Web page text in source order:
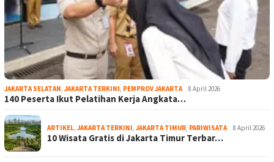
JAKARTA SELATAN, JAKARTA TERKINI, PEMPROV JAKARTA 8 April 2026
140 Peserta Ikut Pelatihan Kerja Angkata…
ARTIKEL, JAKARTA TERKINI, JAKARTA TIMUR, PARIWISATA 8 April 2026
10 Wisata Gratis di Jakarta Timur Terbar…